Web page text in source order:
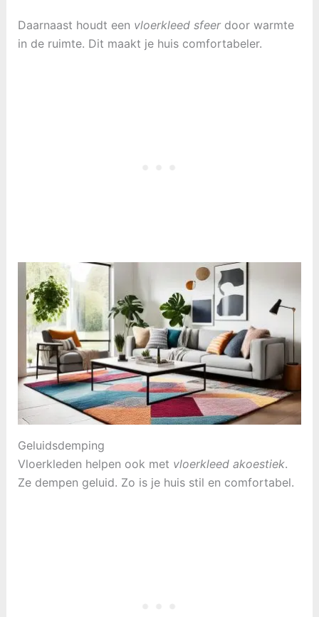
Daarnaast houdt een vloerkleed sfeerdoor warmte
in de ruimte. Dit maakt je huis comfortabeler.
Geluidsdemping
Vloerkleden helpen ook met vloerkleed akoestiek.
Ze dempen geluid. Zo is je huis stil en comfortabel.